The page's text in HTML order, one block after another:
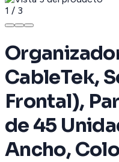
1 / 3
CableTek,
Frontal),
de 45
Ancho,